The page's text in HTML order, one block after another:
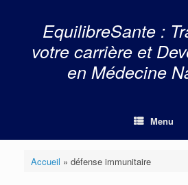
EquilibreSante :
votre carrière et
en Médecine
Menu
Accueil » défense immunitaire